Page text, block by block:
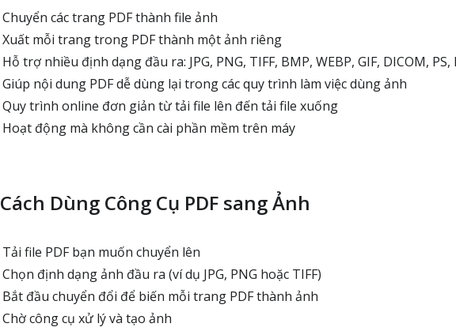
Chuyển các trang PDF thành file ảnh
Xuất mỗi trang trong PDF thành một ảnh riêng
Hỗ trợ nhiều định dạng đầu ra: JPG, PNG, TIFF, BMP, WEBP, GIF, DICOM, PS,
Giúp nội dung PDF dễ dùng lại trong các quy trình làm việc dùng ảnh
Quy trình online đơn giản từ tải file lên đến tải file xuống
Hoạt động mà không cần cài phần mềm trên máy
Cách Dùng Công Cụ PDF sang Ảnh
Tải file PDF bạn muốn chuyển lên
Chọn định dạng ảnh đầu ra (ví dụ JPG, PNG hoặc TIFF)
Bắt đầu chuyển đổi để biến mỗi trang PDF thành ảnh
Chờ công cụ xử lý và tạo ảnh